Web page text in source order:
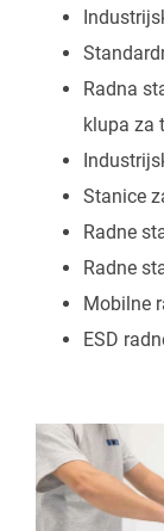
Radna
klupa za
Stanice
Radne
Radne
Mobilne
ESD